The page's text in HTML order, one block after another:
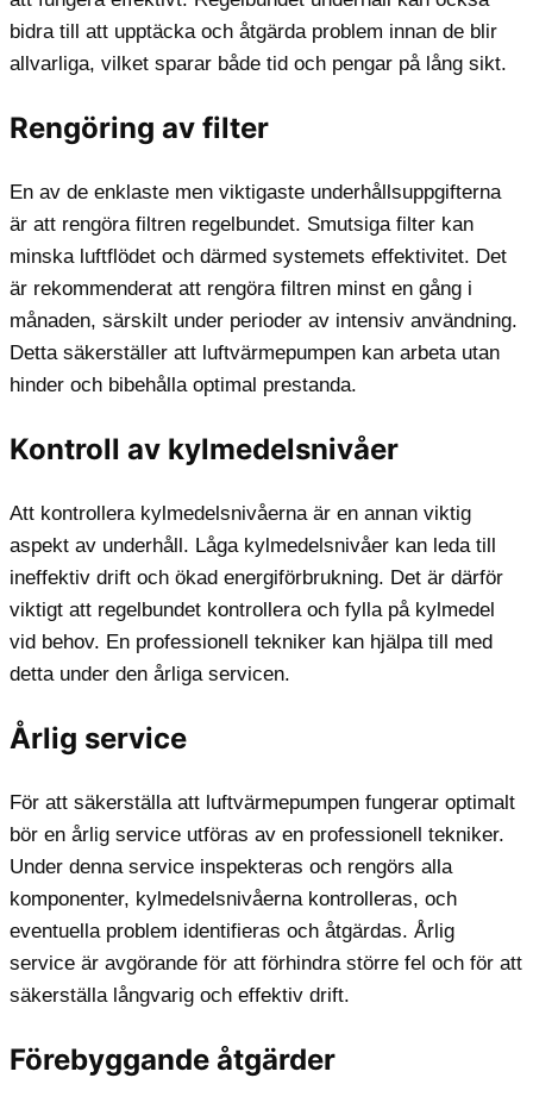
bidra till att upptäcka och åtgärda problem innan de blir
allvarliga, vilket sparar både tid och pengar på lång sikt.
Rengöring av filter
En av de enklaste men viktigaste underhållsuppgifterna
är att rengöra filtren regelbundet. Smutsiga filter kan
minska luftflödet och därmed systemets effektivitet. Det
är rekommenderat att rengöra filtren minst en gång i
månaden, särskilt under perioder av intensiv användning.
Detta säkerställer att luftvärmepumpen kan arbeta utan
hinder och bibehålla optimal prestanda.
Kontroll av kylmedelsnivåer
Att kontrollera kylmedelsnivåerna är en annan viktig
aspekt av underhåll. Låga kylmedelsnivåer kan leda till
ineffektiv drift och ökad energiförbrukning. Det är därför
viktigt att regelbundet kontrollera och fylla på kylmedel
vid behov. En professionell tekniker kan hjälpa till med
detta under den årliga servicen.
Årlig service
För att säkerställa att luftvärmepumpen fungerar optimalt
bör en årlig service utföras av en professionell tekniker.
Under denna service inspekteras och rengörs alla
komponenter, kylmedelsnivåerna kontrolleras, och
eventuella problem identifieras och åtgärdas. Årlig
service är avgörande för att förhindra större fel och för att
säkerställa långvarig och effektiv drift.
Förebyggande åtgärder